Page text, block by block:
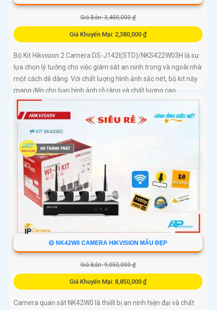
Giá Bán: 3,400,000 ₫
Giá Khuyến Mại: 2,380,000 ₫
Bộ Kit Hikvision 2 Camera DS-J142I(STD)/NKS422W03H là sự
lựa chọn lý tưởng cho việc giám sát an ninh trong và ngoài nhà
một cách dễ dàng. Với chất lượng hình ảnh sắc nét, bộ kit này
mang đến cho bạn hình ảnh rõ ràng và chất lượng cao
۞ NK42W0 CAMERA HIKVISION MẪU ĐẸP
Giá Bán: 9,050,000 ₫
Giá Khuyến Mại: 8,850,000 ₫
Camera quan sát NK42W0 là thiết bị an ninh hiện đại và chất